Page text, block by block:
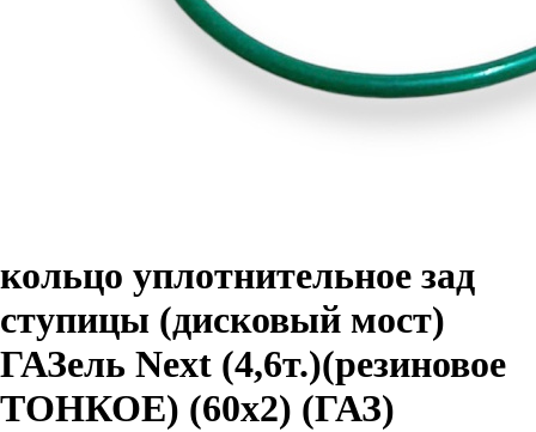
кольцо уплотнительное зад
ступицы (дисковый мост)
ГАЗель Next (4,6т.)(резиновое
ТОНКОЕ) (60х2) (ГАЗ)